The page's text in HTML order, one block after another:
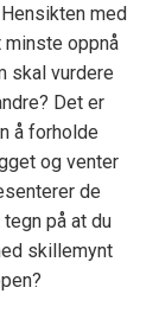
med
oppnå
skal vurdere
Det er
å forholde
og venter
de
på at du
skillemynt